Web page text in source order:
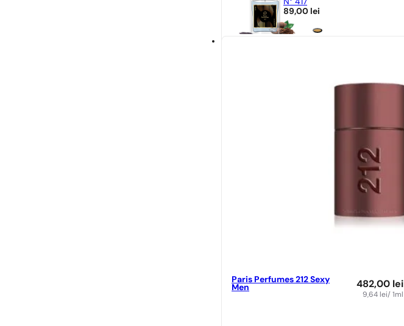
N° 417
89,00 lei
Paris Perfumes 212 Sexy
Men
482,00 lei
9,64 lei/ 1ml